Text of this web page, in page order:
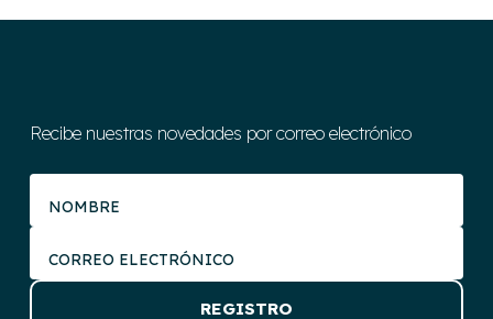
Recibe nuestras novedades por correo electrónico